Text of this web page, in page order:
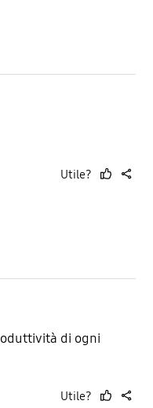
Utile?
di ogni
Utile?